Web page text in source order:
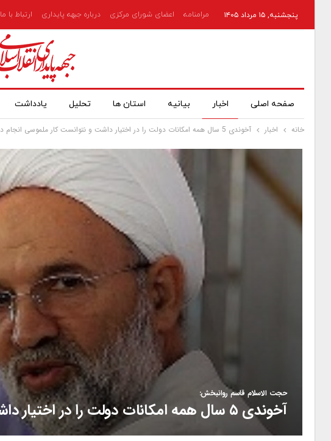
پنجشنبه, ۱۵ مرداد ۱۴۰۵ مرامنامه اعضای شورای مرکزی درباره جبهه پایداری ارتباط با ما
صفحه اصلی اخبار بیانیه استان ها تحلیل یادداشت
خانه اخبار آخوندی 5 سال همه امکانات دولت را در اختیار داشت و نتوانست کار ملموسی انجام دهد
حجت الاسلام قاسم روانبخش:
آخوندی ۵ سال همه امکانات دولت را در اختیار داشت و نتوانست کار ملموسی انجام دهد